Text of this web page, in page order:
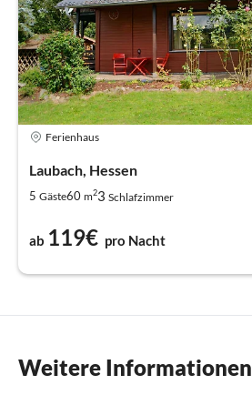
Ferienhaus
Laubach, Hessen
5 Gäste60 m23 Schlafzimmer
ab 119€ pro Nacht
Weitere Informationen